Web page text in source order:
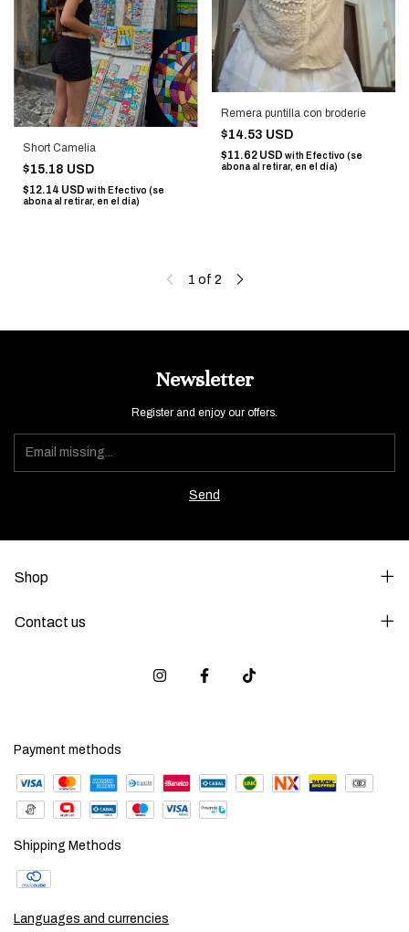
Short Camelia
$15.18 USD
$12.14 USD with Efectivo (se
abona al retirar, en el día)
Remera puntilla con broderie
$14.53 USD
$11.62 USD with Efectivo (se
abona al retirar, en el día)
1 of 2
Newsletter
Register and enjoy our offers.
Shop
Contact us
Payment methods
Shipping Methods
Languages and currencies